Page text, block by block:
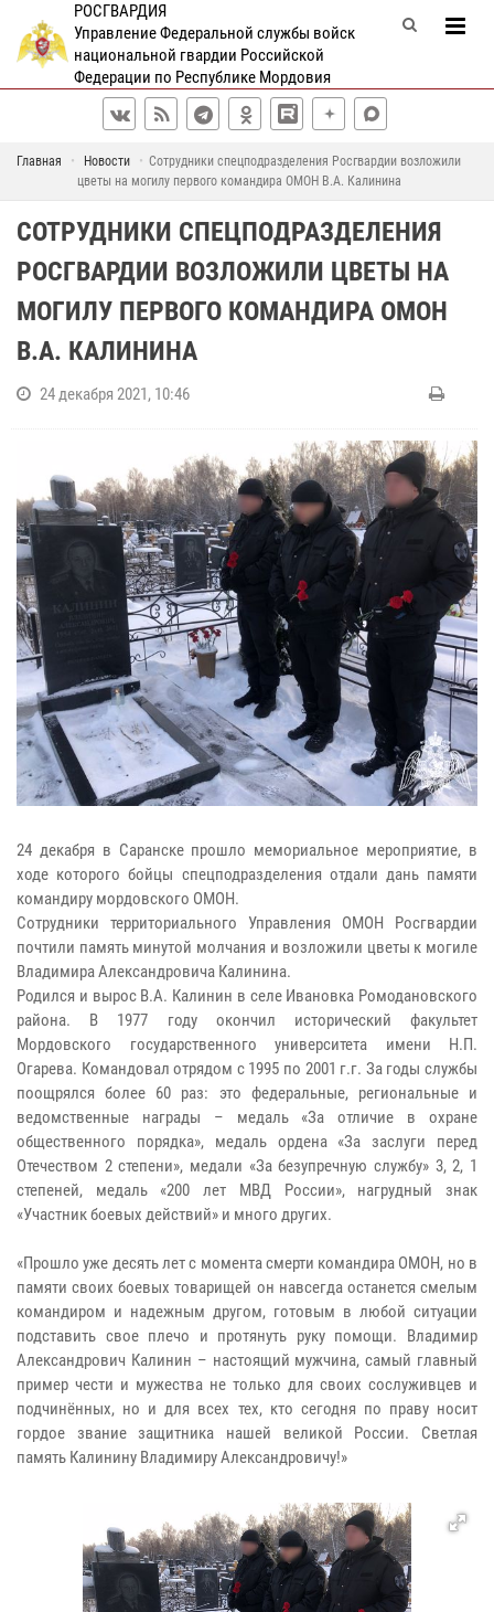
РОСГВАРДИЯ
Управление Федеральной службы войск
национальной гвардии Российской
Федерации по Республике Мордовия
Главная Новости
Сотрудники спецподразделения Росгвардии возложили
цветы на могилу первого командира ОМОН В.А. Калинина
СОТРУДНИКИ СПЕЦПОДРАЗДЕЛЕНИЯ
РОСГВАРДИИ ВОЗЛОЖИЛИ ЦВЕТЫ НА
МОГИЛУ ПЕРВОГО КОМАНДИРА ОМОН
В.А. КАЛИНИНА
24 декабря 2021, 10:46
24 декабря в Саранске прошло мемориальное мероприятие, в
ходе которого бойцы спецподразделения отдали дань памяти
командиру мордовского ОМОН.
Сотрудники территориального Управления ОМОН Росгвардии
почтили память минутой молчания и возложили цветы к могиле
Владимира Александровича Калинина.
Родился и вырос В.А. Калинин в селе Ивановка Ромодановского
района. В 1977 году окончил исторический факультет
Мордовского государственного университета имени Н.П.
Огарева. Командовал отрядом с 1995 по 2001 г.г. За годы службы
поощрялся более 60 раз: это федеральные, региональные и
ведомственные награды – медаль «За отличие в охране
общественного порядка», медаль ордена «За заслуги перед
Отечеством 2 степени», медали «За безупречную службу» 3, 2, 1
степеней, медаль «200 лет МВД России», нагрудный знак
«Участник боевых действий» и много других.
«Прошло уже десять лет с момента смерти командира ОМОН, но в
памяти своих боевых товарищей он навсегда останется смелым
командиром и надежным другом, готовым в любой ситуации
подставить свое плечо и протянуть руку помощи. Владимир
Александрович Калинин – настоящий мужчина, самый главный
пример чести и мужества не только для своих сослуживцев и
подчинённых, но и для всех тех, кто сегодня по праву носит
гордое звание защитника нашей великой России. Светлая
память Калинину Владимиру Александровичу!»